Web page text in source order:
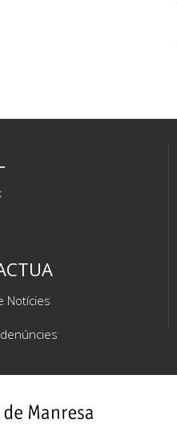
Notícies